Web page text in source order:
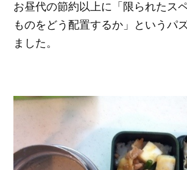
お昼代の節約以上に「限られたス
ものをどう配置するか」というパ
ました。